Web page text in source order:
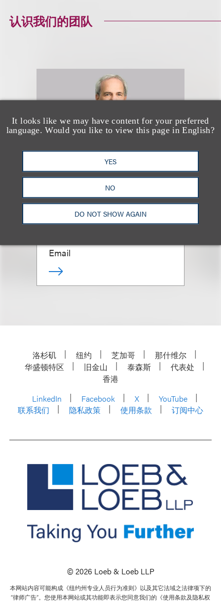
It looks like we may have content for your preferred
language. Would you like to view this page in English?
YES
NO
DO NOT SHOW AGAIN
认识我们的团队
Albert M. Cohen
合伙人
Email
洛杉矶 纽约 芝加哥
那什维尔
华盛顿特区
旧金山 泰森斯
代表处
香港
LinkedIn
Facebook X
YouTube
联系我们
隐私政策 使用条款 订阅中心
© 2026 Loeb & Loeb LLP
本网站内容可能构成《纽约州专业人员行为准则》以及其它法域之法律项下的
“律师广告”。您使用本网站或其功能即表示您同意我们的《使用条款及隐私权